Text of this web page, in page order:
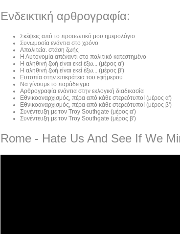
Ενδεικτική αρθρογραφία:
Σκέψεις από το προσωπικό μου ημερολόγιο
Συνωμοσία ενάντια στο χρόνο
Απολιτεία. στάση ζωής
Η Αυτονομία απέναντι στο πολιτικό κατεστημένο
Η αληθινή ζωή είναι εκεί έξω... (μέρος α')
Η αληθινή ζωή είναι εκεί έξω... (μέρος β')
Ευτοπία στην επικράτεια του εφήμερου
Να γίνουμε το παράδειγμα
Αρθρογραφία ενάντια στην εκλογική διαδικασία
Εθνικοαναρχισμός, πέρα από κάθε στερεότυπο! (μέρος α')
Εθνικοαναρχισμός, πέρα από κάθε στερεότυπο! (μέρος β')
Συνέντευξη με τον Troy Southgate (μέρος α')
Συνέντευξη με τον Troy Southgate (μέρος β')
Rome - Hate Us And See If We